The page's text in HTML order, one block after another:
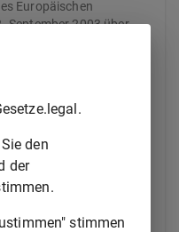
Europäischen
September 2003 über
und Futtermittel
Europäischen
von genetisch
Rückverfolgbarkeit
hergestellten
zur Änderung der
den
der
stimmen